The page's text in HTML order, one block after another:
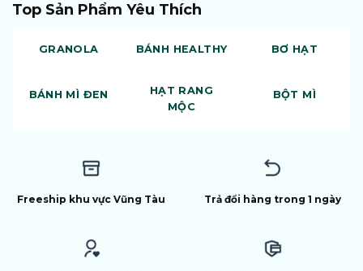
Top Sản Phẩm Yêu Thích
GRANOLA BÁNH HEALTHY BƠ HẠT
BÁNH MÌ ĐEN
HẠT RANG
MỘC
BỘT MÌ
Freeship khu vực Vũng Tàu Trả đổi hàng trong 1 ngày